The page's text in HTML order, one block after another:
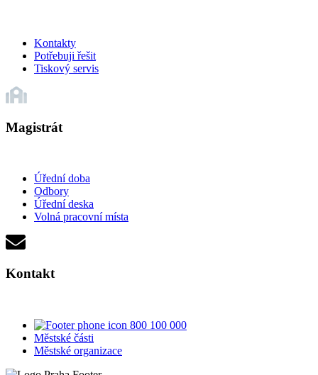
Kontakty
Potřebuji řešit
Tiskový servis
Magistrát
Úřední doba
Odbory
Úřední deska
Volná pracovní místa
Kontakt
800 100 000
Městské části
Městské organizace